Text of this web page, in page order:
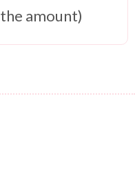
amount)